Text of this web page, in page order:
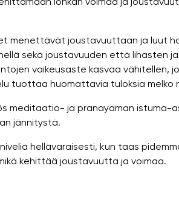
menettävät joustavuuttaan ja luut
sekä joustavuuden että lihasten
vaikeusaste kasvaa vähitellen,
tuottaa huomattavia tuloksia melko
meditaatio- ja pranayaman istuma-
jännitystä.
hellävaraisesti, kun taas
kehittää joustavuutta ja voimaa.